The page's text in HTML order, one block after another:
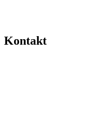
Kontakt